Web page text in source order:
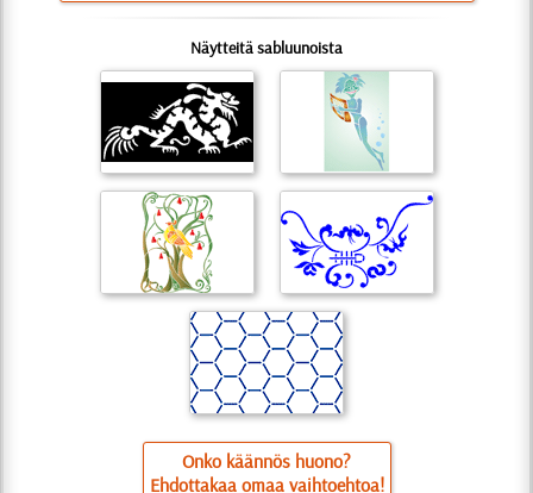
Näytteitä sabluunoista
Onko käännös huono?
Ehdottakaa omaa vaihtoehtoa!